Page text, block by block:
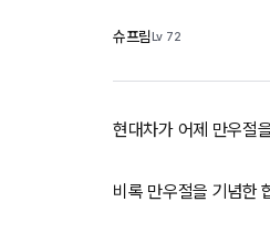
슈프림Lv 72
현대차가 어제 만우절
비록 만우절을 기념한